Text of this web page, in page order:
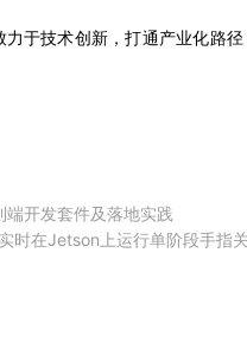
力于技术创新，打通产业化路
端开发套件及落地实践
时在Jetson上运行单阶段手指